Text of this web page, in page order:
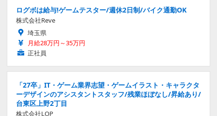
ログボは給与!ゲームテスター/週休2日制/バイク通勤OK
株式会社Reve
埼玉県
月給28万円～35万円
正社員
「27卒」IT・ゲーム業界志望・ゲームイラスト・キャラクタ
ーデザインのアシスタントスタッフ/残業ほぼなし/昇給あり/
台東区上野2丁目
株式会社LOP